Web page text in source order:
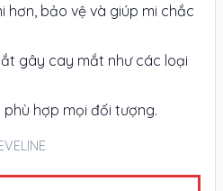
hơn, bảo vệ và giúp mi chắc
gây cay mắt như các loại
phù hợp mọi đối tượng.
EVELINE